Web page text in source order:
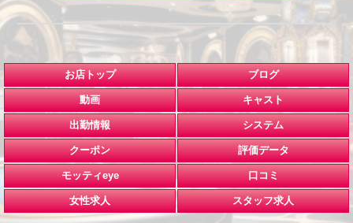
お店トップ ブログ
動画 キャスト
出勤情報 システム
クーポン 評価データ
モッティeye 口コミ
女性求人 スタッフ求人